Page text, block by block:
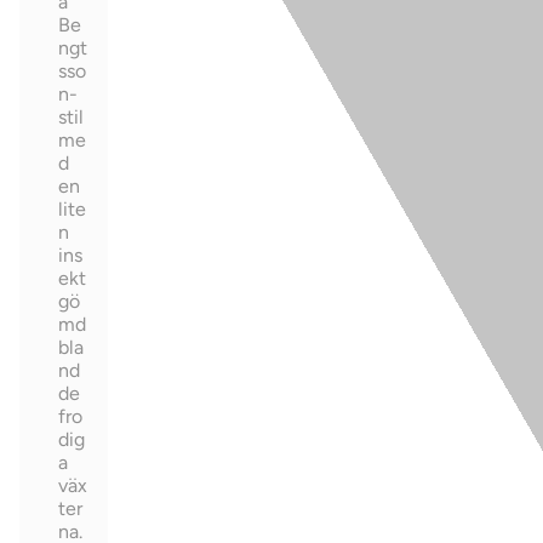
Be
ngt
sso
n-
stil
me
d
en
lite
n
ins
ekt
gö
md
bla
nd
de
fro
dig
a
väx
ter
na.